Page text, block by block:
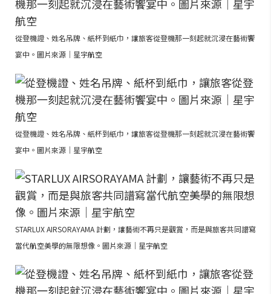
從登機證、姓名吊牌、紙杯到紙巾，讓旅客從登機那一刻起就沉浸在藝術饗
宴中。圖片來源｜星宇航空
從登機證、姓名吊牌、紙杯到紙巾，讓旅客從登機那一刻起就沉浸在藝術饗
宴中。圖片來源｜星宇航空
STARLUX AIRSORAYAMA 計劃，讓藝術不再只是觀賞，而是與旅客共同譜寫
當代航空美學的無限想像。圖片來源｜星宇航空